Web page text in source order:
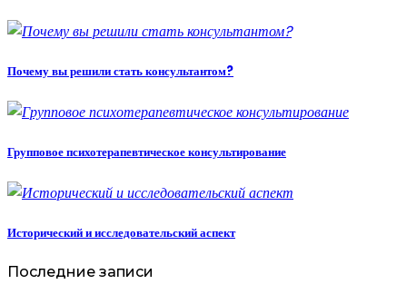
Почему вы решили стать консультантом?
Групповое психотерапевтическое консультирование
Исторический и исследовательский аспект
Последние записи